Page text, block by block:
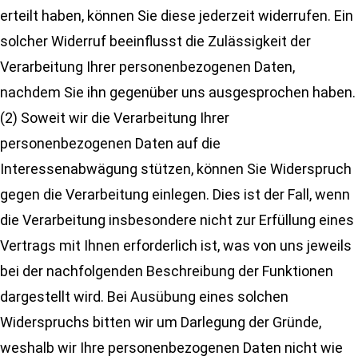
erteilt haben, können Sie diese jederzeit widerrufen. Ein
solcher Widerruf beeinflusst die Zulässigkeit der
Verarbeitung Ihrer personenbezogenen Daten,
nachdem Sie ihn gegenüber uns ausgesprochen haben.
(2) Soweit wir die Verarbeitung Ihrer
personenbezogenen Daten auf die
Interessenabwägung stützen, können Sie Widerspruch
gegen die Verarbeitung einlegen. Dies ist der Fall, wenn
die Verarbeitung insbesondere nicht zur Erfüllung eines
Vertrags mit Ihnen erforderlich ist, was von uns jeweils
bei der nachfolgenden Beschreibung der Funktionen
dargestellt wird. Bei Ausübung eines solchen
Widerspruchs bitten wir um Darlegung der Gründe,
weshalb wir Ihre personenbezogenen Daten nicht wie